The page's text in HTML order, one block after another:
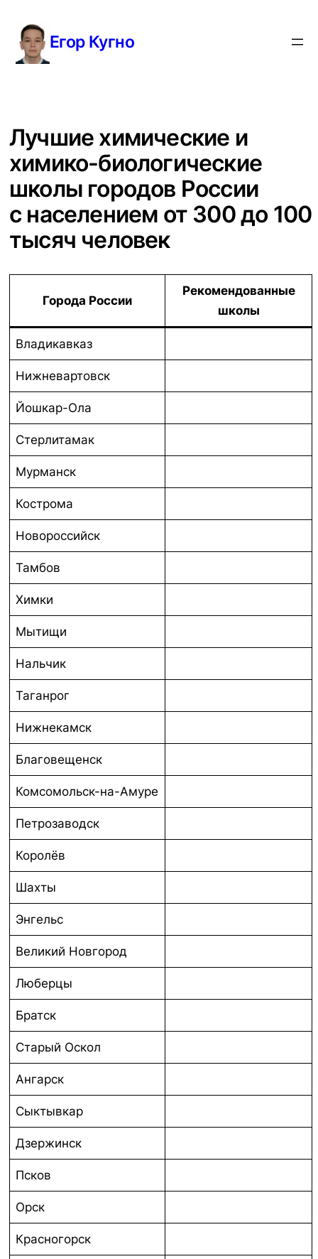
содержимому
Егор Кугно
Лучшие химические и
химико-биологические
школы городов России
с населением от 300 до 100
тысяч человек
Города России
Рекомендованные
школы
Владикавказ
Нижневартовск
Йошкар-Ола
Стерлитамак
Мурманск
Кострома
Новороссийск
Тамбов
Химки
Мытищи
Нальчик
Таганрог
Нижнекамск
Благовещенск
Комсомольск-на-Амуре
Петрозаводск
Королёв
Шахты
Энгельс
Великий Новгород
Люберцы
Братск
Старый Оскол
Ангарск
Сыктывкар
Дзержинск
Псков
Орск
Красногорск